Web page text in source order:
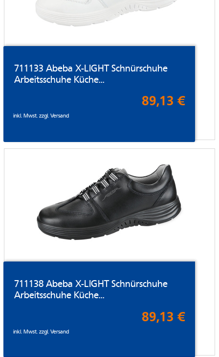
711133 Abeba X-LIGHT Schnürschuhe
Arbeitsschuhe Küche...
89,13 €
inkl. Mwst. zzgl.Versand
711138 Abeba X-LIGHT Schnürschuhe
Arbeitsschuhe Küche...
89,13 €
inkl. Mwst. zzgl.Versand